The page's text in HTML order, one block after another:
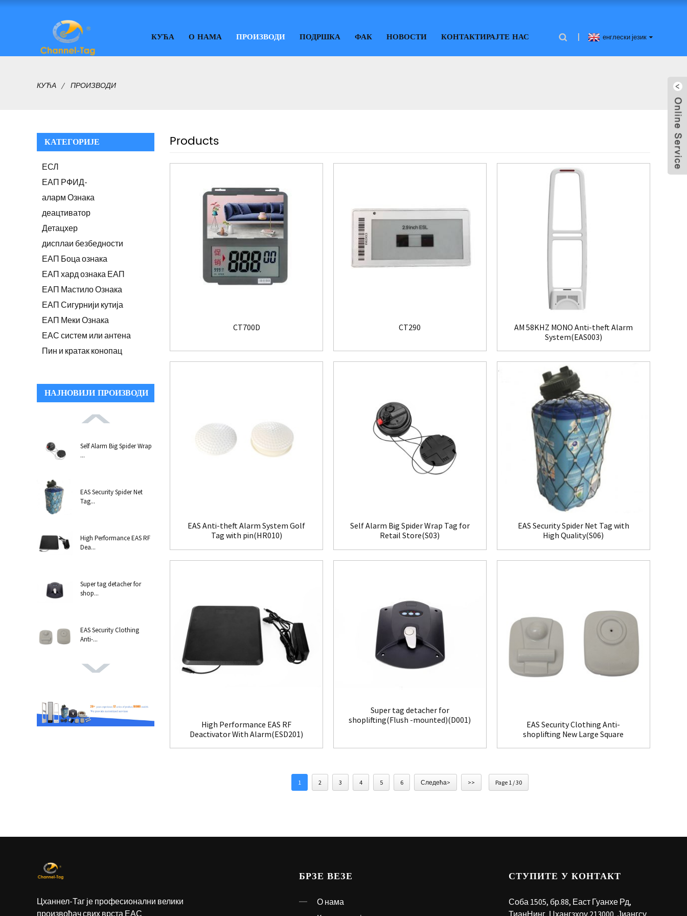
КУЋА О НАМА ПРОИЗВОДИ ПОДРШКА ФАК НОВОСТИ КОНТАКТИРАЈТЕ НАС енглески језик
КУЋА ПРОИЗВОДИ
КАТЕГОРИЈЕ
ЕСЛ
ЕАП РФИД-
аларм Ознака
деацтиватор
Детацхер
дисплаи безбедности
ЕАП Боца ознака
ЕАП хард ознака ЕАП
ЕАП Мастило Ознака
ЕАП Сигурнији кутија
ЕАП Меки Ознака
ЕАС систем или антена
Пин и кратак конопац
НАЈНОВИЈИ ПРОИЗВОДИ
Self Alarm Big Spider Wrap
...
EAS Security Spider Net
Tag...
High Performance EAS RF
Dea...
Super tag detacher for
shop...
EAS Security Clothing
Anti-...
Products
CT700D CT290
AM 58KHZ MONO Anti-theft Alarm
System(EAS003)
EAS Anti-theft Alarm System Golf
Tag with pin(HR010)
Self Alarm Big Spider Wrap Tag for
Retail Store(S03)
EAS Security Spider Net Tag with
High Quality(S06)
High Performance EAS RF
Deactivator With Alarm(ESD201)
Super tag detacher for
shoplifting(Flush -mounted)(D001)
EAS Security Clothing Anti-
shoplifting New Large Square
1 2 3 4 5 6 Следећа> >> Page 1 / 30
Цханнел-Таг је професионални велики
произвођач свих врста ЕАС
БРЗЕ ВЕЗЕ
О нама
СТУПИТЕ У КОНТАКТ
Соба 1505, бр.88, Еаст Гуанхе Рд,